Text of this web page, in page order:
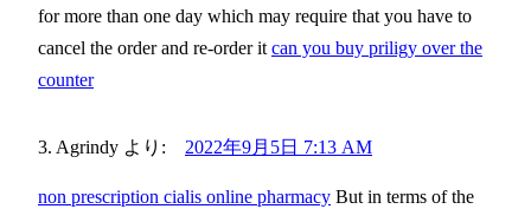
for more than one day which may require that you have to
cancel the order and re-order it can you buy priligy over the
counter
Agrindy より: 2022年9月5日 7:13 AM
non prescription cialis online pharmacy But in terms of the